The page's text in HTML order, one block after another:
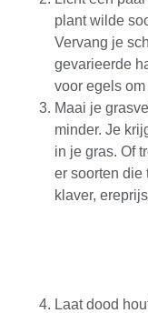
plant wilde
Vervang je
gevarieerde
voor egels
Maai je
minder. Je
in je gras. Of
er soorten die
klaver,
Laat dood